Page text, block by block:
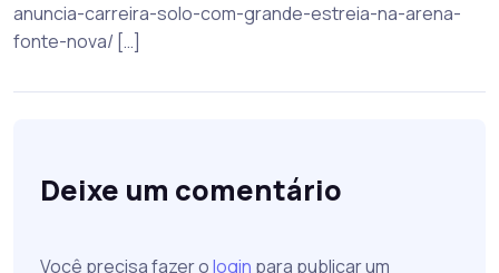
anuncia-carreira-solo-com-grande-estreia-na-arena-
fonte-nova/ […]
Deixe um comentário
Você precisa fazer ologin para publicar um